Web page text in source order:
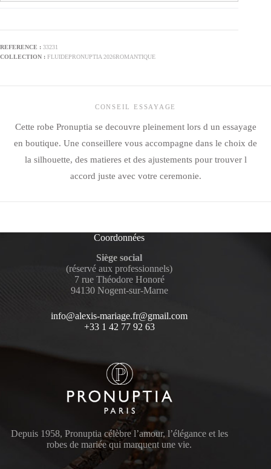
33231
FLUIDEPRONUPTIA 2026ROMANTIQUE
CONSEIL ESSAYAGE
Cette robe Pronuptia se decouvre pleinement lors d un essayage
en boutique. Une conseillere vous accompagne dans le choix de
la silhouette, des matieres et des ajustements pour trouver l
accord juste avec votre ceremonie.
Coordonnées
Siège social
(réservé aux professionnels)
7 rue Théodore Honoré
94130 Nogent-sur-Marne
info@alexis-mariage.fr@gmail.com
+33 1 42 77 92 63
Depuis 1958, Pronuptia célèbre l’amour, l’élégance et les
robes de mariée qui marquent une vie.